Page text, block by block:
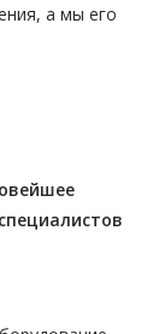
а мы его
специалистов